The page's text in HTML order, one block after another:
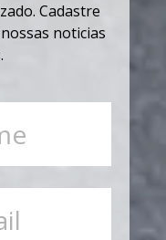
Cadastre
noticias